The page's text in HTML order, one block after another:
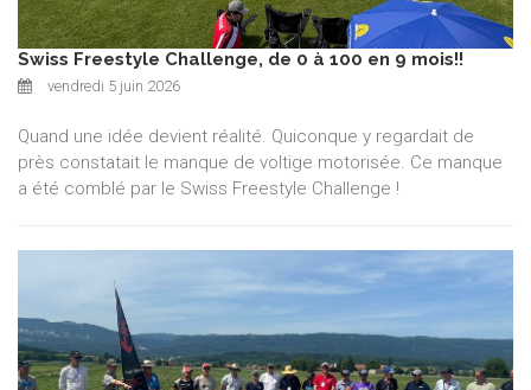
Swiss Freestyle Challenge, de 0 à 100 en 9 mois!!
vendredi 5 juin 2026
Quand une idée devient réalité. Quiconque y regardait de
près constatait le manque de voltige motorisée. Ce manque
a été comblé par le Swiss Freestyle Challenge !